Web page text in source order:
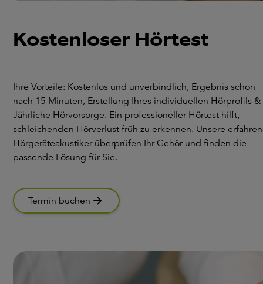
Kostenloser Hörtest
Ihre Vorteile: Kostenlos und unverbindlich, Ergebnis schon
nach 15 Minuten, Erstellung Ihres individuellen Hörprofils &
Jährliche Hörvorsorge. Ein professioneller Hörtest hilft,
schleichenden Hörverlust früh zu erkennen. Unsere
Hörgeräteakustiker überprüfen Ihr Gehör und finden die
passende Lösung für Sie.
Termin buchen